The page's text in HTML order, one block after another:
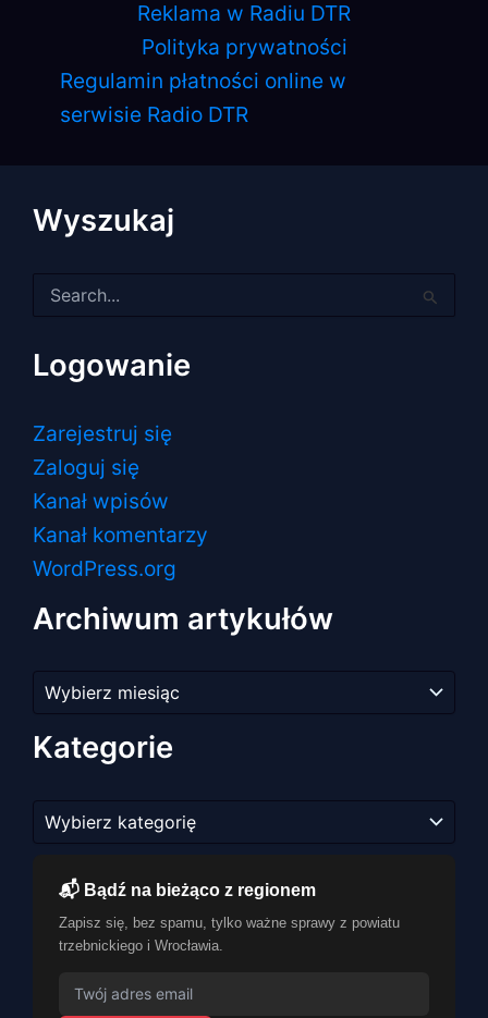
Reklama w Radiu DTR
Polityka prywatności
Regulamin płatności online w
serwisie Radio DTR
Wyszukaj
dla:
Logowanie
Zarejestruj się
Zaloguj się
Kanał wpisów
Kanał komentarzy
WordPress.org
Archiwum artykułów
artykułów
Kategorie
📬 Bądź na bieżąco z regionem
Zapisz się, bez spamu, tylko ważne sprawy z powiatu
trzebnickiego i Wrocławia.